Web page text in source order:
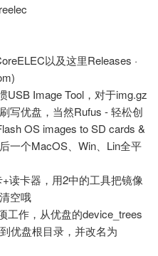
以及这里Releases ·
USB Image Tool，对于img.gz
写优盘，当然Rufus - 轻松创
OS images to SD cards &
一个MacOS、Win、Lin全平
读卡器，用2中的工具把镜像
空哦
工作，从优盘的device_trees
优盘根目录，并改名为